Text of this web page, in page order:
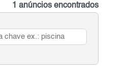
1 anúncios encontrados